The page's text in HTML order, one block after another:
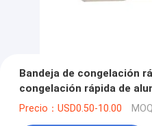
Bandeja de congelación
congelación rápida de
kg volumen de bloque con
Precio：USD0.50-10.00